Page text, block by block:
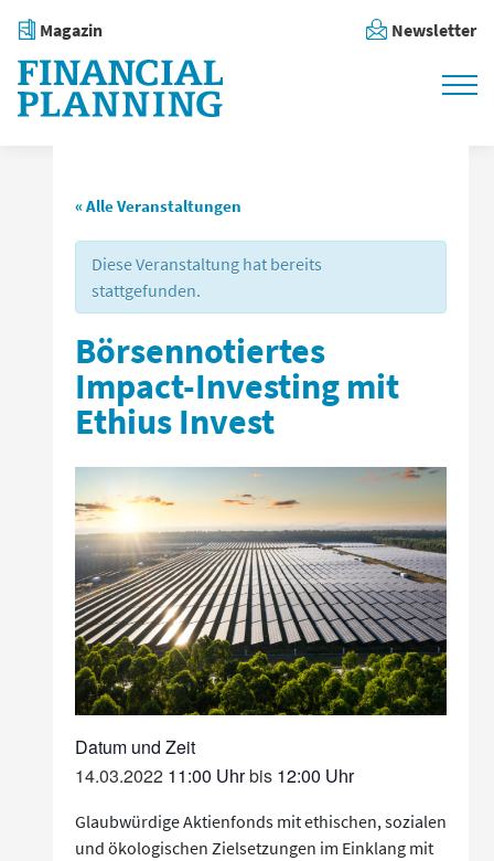
Magazin Newsletter
« Alle Veranstaltungen
Diese Veranstaltung hat bereits
stattgefunden.
Börsennotiertes
Impact-Investing mit
Ethius Invest
14.03.2022 11:00 bis 12:00
Glaubwürdige Aktienfonds mit ethischen, sozialen
und ökologischen Zielsetzungen im Einklang mit